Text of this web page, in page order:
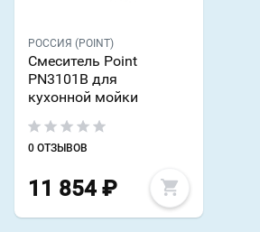
РОССИЯ (POINT)
Смеситель Point
PN3101B для
кухонной мойки
0 ОТЗЫВОВ
11 854 ₽